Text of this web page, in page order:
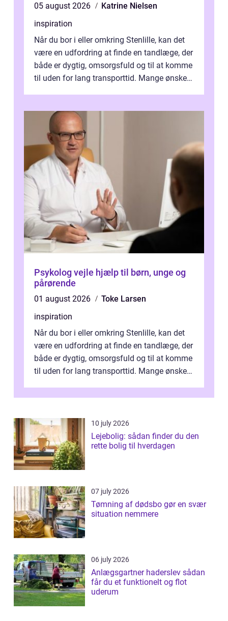
05 august 2026
Katrine Nielsen
inspiration
Når du bor i eller omkring Stenlille, kan det
være en udfordring at finde en tandlæge, der
både er dygtig, omsorgsfuld og til at komme
til uden for lang transporttid. Mange ønsker
Psykolog vejle hjælp til børn, unge og
pårørende
01 august 2026
Toke Larsen
inspiration
Når du bor i eller omkring Stenlille, kan det
være en udfordring at finde en tandlæge, der
både er dygtig, omsorgsfuld og til at komme
til uden for lang transporttid. Mange ønsker
10 july 2026
Lejebolig: sådan finder du den
rette bolig til hverdagen
07 july 2026
Tømning af dødsbo gør en svær
situation nemmere
06 july 2026
Anlægsgartner haderslev sådan
får du et funktionelt og flot
uderum